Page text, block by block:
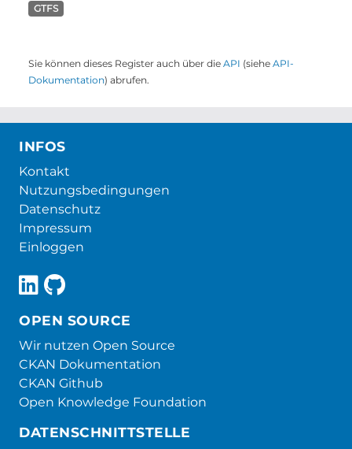
GTFS
Sie können dieses Register auch über die API (siehe API-
Dokumentation) abrufen.
INFOS
Kontakt
Nutzungsbedingungen
Datenschutz
Impressum
Einloggen
OPEN SOURCE
Wir nutzen Open Source
CKAN Dokumentation
CKAN Github
Open Knowledge Foundation
DATENSCHNITTSTELLE